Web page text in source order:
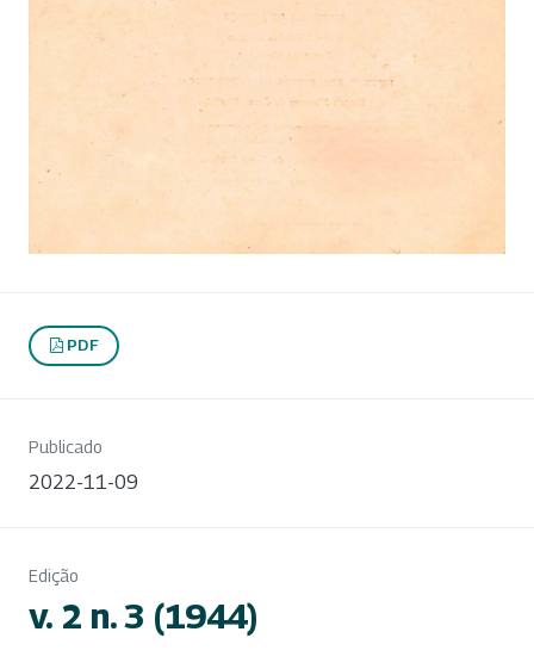
PDF
Publicado
2022-11-09
Edição
v. 2 n. 3 (1944)